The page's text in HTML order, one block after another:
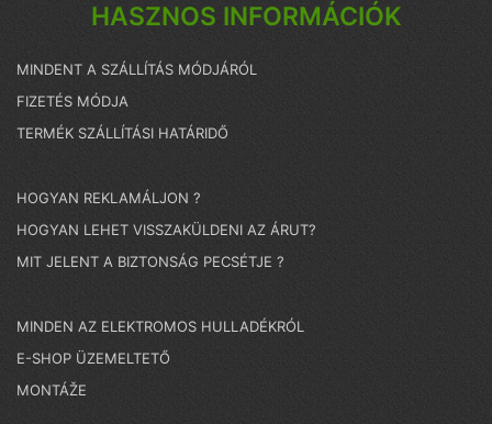
HASZNOS INFORMÁCIÓK
MINDENT A SZÁLLÍTÁS MÓDJÁRÓL
FIZETÉS MÓDJA
TERMÉK SZÁLLÍTÁSI HATÁRIDŐ
HOGYAN REKLAMÁLJON ?
HOGYAN LEHET VISSZAKÜLDENI AZ ÁRUT?
MIT JELENT A BIZTONSÁG PECSÉTJE ?
MINDEN AZ ELEKTROMOS HULLADÉKRÓL
E-SHOP ÜZEMELTETŐ
MONTÁŽE